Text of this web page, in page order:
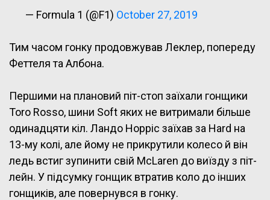
— Formula 1 (@F1) October 27, 2019
Тим часом гонку продовжував Леклер, попереду
Феттеля та Албона.
Першими на плановий піт-стоп заїхали гонщики
Toro Rosso, шини Soft яких не витримали більше
одинадцяти кіл. Ландо Норріс заїхав за Hard на
13-му колі, але йому не прикрутили колесо й він
ледь встиг зупинити свій McLaren до виїзду з піт-
лейн. У підсумку гонщик втратив коло до інших
гонщиків, але повернувся в гонку.